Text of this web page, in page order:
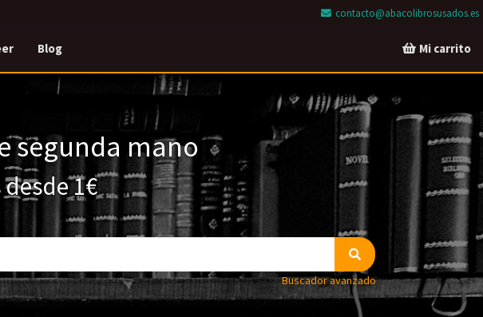
contacto@abacolibrosusados.es
Blog Mi carrito
segunda mano
1€
Buscador avanzado